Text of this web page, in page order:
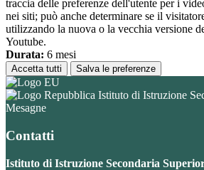
traccia delle preferenze dell'utente per i
nei siti; può anche determinare se il
utilizzando la nuova o la vecchia versione
Youtube.
Durata: 6 mesi
Accetta tutti Salva le preferenze
Istituto di Istruzione
Mesagne
Contatti
Istituto di Istruzione Secondaria